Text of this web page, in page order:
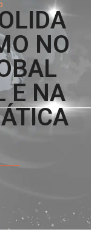
NO
E NA